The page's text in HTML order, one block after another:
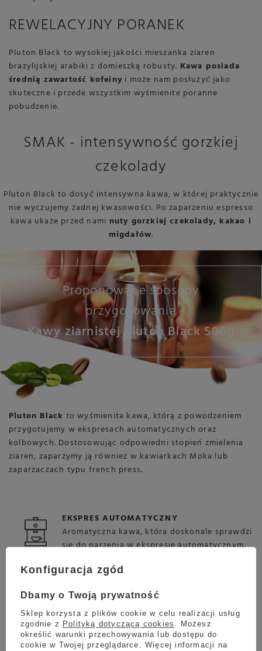
REWELACYJNY PORANEK
Pluton Black to wysokiej jakości mieszanka ziaren
brazylijskiej arabiki z domieszką robusty. Kawa posiada
średnią zawartość kofeiny i może nam posłużyć jako
skuteczne i przede wszystkim wyśmienite poranne
pobudzenie.
SMAK - intensywność gorzkiej
czekolady
Pluton Black to dosyć intensywna kawa, w której praktycznie
nie wyczujemy żadnej kwasowości. Po zaparzeniu espresso
kawa ukaże przed nami nuty gorzkiej czekolady, kakao i
migdałów.
Proponowane sposoby
przygotowania
Kawy ziarnistej Pluton Black 500g
Pluton Black to wyśmienita kawa, którą z powodzeniem
przygotujemy w ekspresach automatycznych oraz
kolbowych. Dostosowując odpowiedni stopień zmielenia
ziaren, zaparzymy ją również w kawiarkach Moka lub
zaparzaczach typu french press.
EKSPRES AUTOMATYCZNY
Aromatyczna kawa, która doskonale sprawdzi
się do parzenia w ekspresie automatycznym.
EKSPRES KOLBOWY
Jest to kawa, która zdumiewająco dobrze
sprawdzi się po przygotowaniu w ekspresie
kolbowym.
Konfiguracja zgód
Dbamy o Twoją prywatność
Sklep korzysta z plików cookie w celu realizacji usług
zgodnie z Polityką dotyczącą cookies . Możesz
określić warunki przechowywania lub dostępu do
cookie w Twojej przeglądarce. Więcej informacji na